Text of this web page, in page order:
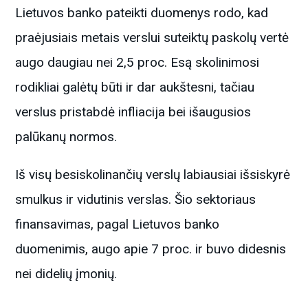
Lietuvos banko pateikti duomenys rodo, kad
praėjusiais metais verslui suteiktų paskolų vertė
augo daugiau nei 2,5 proc. Esą skolinimosi
rodikliai galėtų būti ir dar aukštesni, tačiau
verslus pristabdė infliacija bei išaugusios
palūkanų normos.
Iš visų besiskolinančių verslų labiausiai išsiskyrė
smulkus ir vidutinis verslas. Šio sektoriaus
finansavimas, pagal Lietuvos banko
duomenimis, augo apie 7 proc. ir buvo didesnis
nei didelių įmonių.